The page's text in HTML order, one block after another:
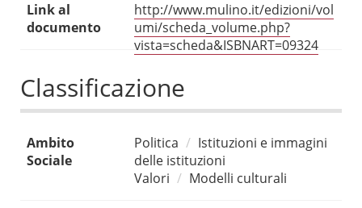
Link al
documento
http://www.mulino.it/edizioni/vol
umi/scheda_volume.php?
vista=scheda&ISBNART=09324
Classificazione
Ambito
Sociale
Politica
Istituzioni e immagini
delle istituzioni
Valori
Modelli culturali